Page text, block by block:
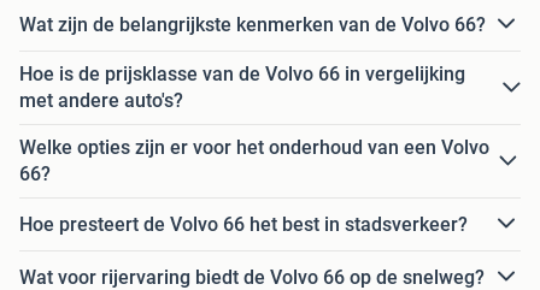
Wat zijn de belangrijkste kenmerken van de Volvo 66?
Hoe is de prijsklasse van de Volvo 66 in vergelijking
met andere auto's?
Welke opties zijn er voor het onderhoud van een Volvo
66?
Hoe presteert de Volvo 66 het best in stadsverkeer?
Wat voor rijervaring biedt de Volvo 66 op de snelweg?